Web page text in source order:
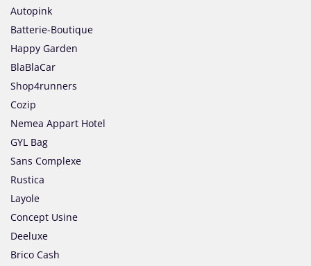
Autopink
Batterie-Boutique
Happy Garden
BlaBlaCar
Shop4runners
Cozip
Nemea Appart Hotel
GYL Bag
Sans Complexe
Rustica
Layole
Concept Usine
Deeluxe
Brico Cash